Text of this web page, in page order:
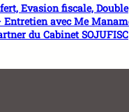
Evasion fiscale, Double
avec Me
du Cabinet SOJUFISC